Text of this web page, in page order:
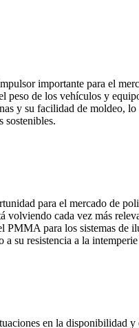
importante para el
peso de los vehículos y
y su facilidad de moldeo,
sostenibles.
para el mercado de
cada vez más
para los sistemas
su resistencia a la
en la disponibilidad